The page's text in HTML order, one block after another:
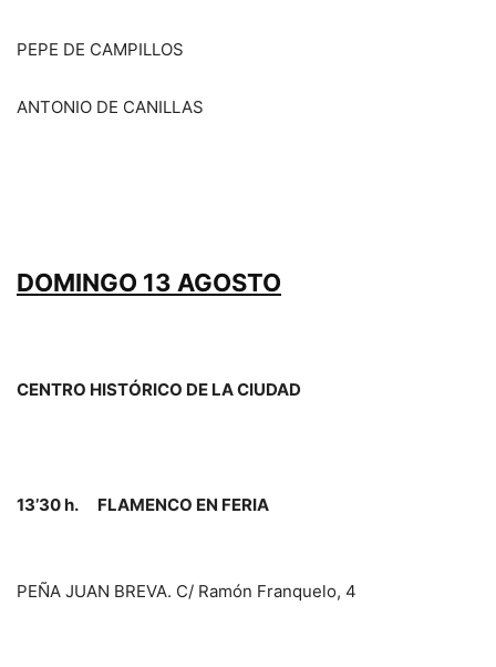
PEPE DE CAMPILLOS
ANTONIO DE CANILLAS
DOMINGO 13 AGOSTO
CENTRO HISTÓRICO DE LA CIUDAD
13’30 h. FLAMENCO EN FERIA
PEÑA JUAN BREVA. C/ Ramón Franquelo, 4